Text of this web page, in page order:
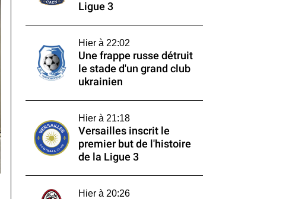
Ligue 3
Hier à 22:02
Une frappe russe détruit
le stade d'un grand club
ukrainien
Hier à 21:18
Versailles inscrit le
premier but de l'histoire
de la Ligue 3
Hier à 20:26